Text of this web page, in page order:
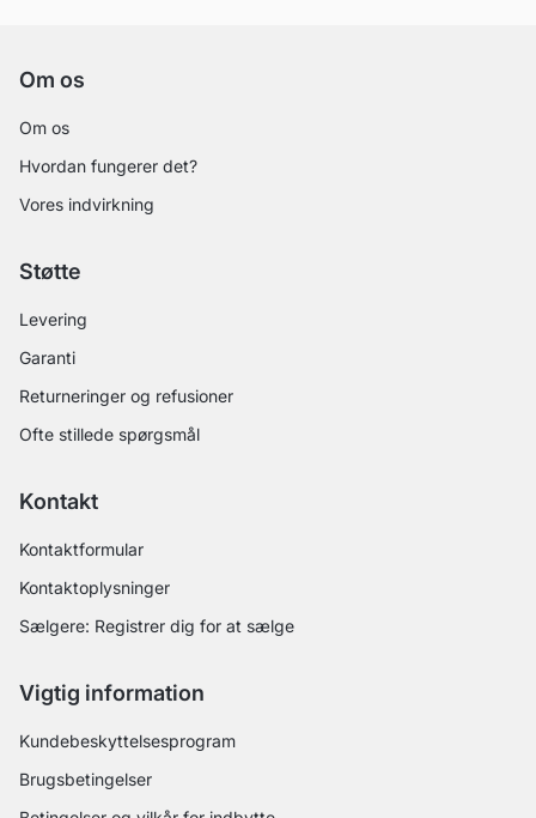
Om os
Om os
Hvordan fungerer det?
Vores indvirkning
Støtte
Levering
Garanti
Returneringer og refusioner
Ofte stillede spørgsmål
Kontakt
Kontaktformular
Kontaktoplysninger
Sælgere: Registrer dig for at sælge
Vigtig information
Kundebeskyttelsesprogram
Brugsbetingelser